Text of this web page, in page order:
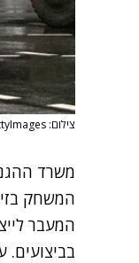
צילום: Chung Sung-Jun/GettyImages
משרד
המשחק